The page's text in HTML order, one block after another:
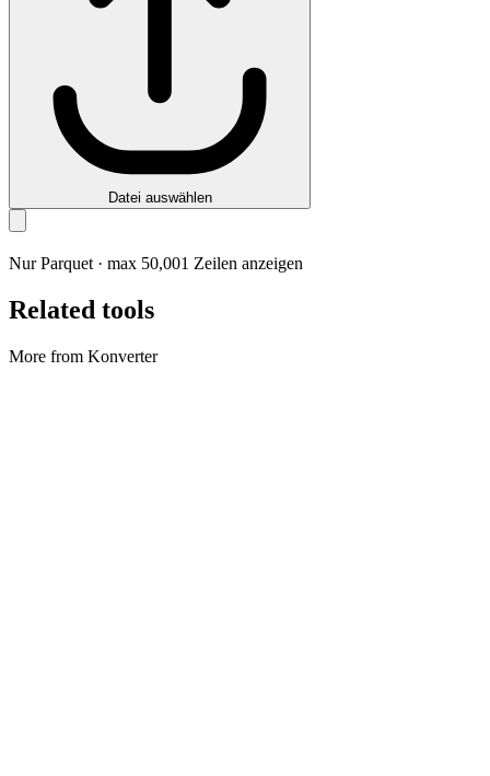
Datei auswählen
Nur Parquet · max 50,001 Zeilen anzeigen
Related tools
More from Konverter